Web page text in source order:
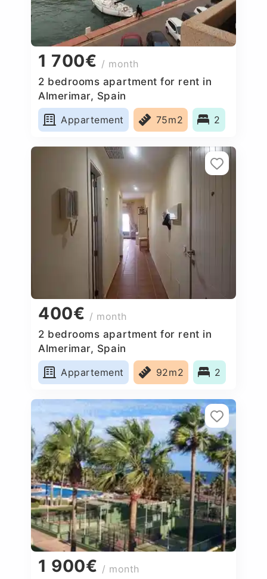
1 700€ / month
2 bedrooms apartment for rent in
Almerimar, Spain
Appartement
75m2 2
400€ / month
2 bedrooms apartment for rent in
Almerimar, Spain
Appartement
92m2 2
1 900€ / month